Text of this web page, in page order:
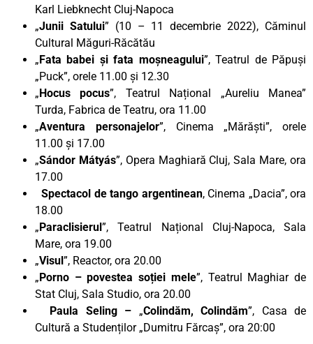
Karl Liebknecht Cluj-Napoca
„Junii Satului” (10 – 11 decembrie 2022), Căminul
Cultural Măguri-Răcătău
„Fata babei și fata moșneagului”, Teatrul de Păpuși
„Puck”, orele 11.00 și 12.30
„Hocus pocus”, Teatrul Național „Aureliu Manea”
Turda, Fabrica de Teatru, ora 11.00
„Aventura personajelor”, Cinema „Mărăști”, orele
11.00 și 17.00
„Sándor Mátyás”, Opera Maghiară Cluj, Sala Mare, ora
17.00
Spectacol de tango argentinean, Cinema „Dacia”, ora
18.00
„Paraclisierul”, Teatrul Național Cluj-Napoca, Sala
Mare, ora 19.00
„Visul”, Reactor, ora 20.00
„Porno – povestea soției mele”, Teatrul Maghiar de
Stat Cluj, Sala Studio, ora 20.00
Paula Seling – „Colindăm, Colindăm”, Casa de
Cultură a Studenților „Dumitru Fărcaș”, ora 20:00